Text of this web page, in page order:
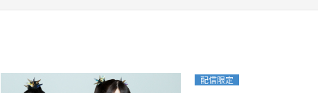
配信限定